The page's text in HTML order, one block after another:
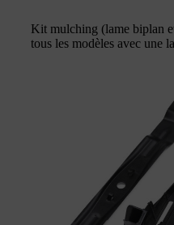
Kit mulching (lame biplan
tous les modèles avec une